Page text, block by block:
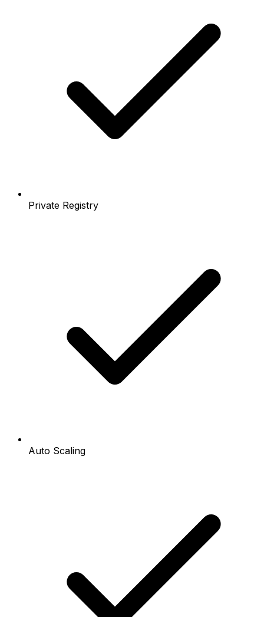
Private Registry
Auto Scaling